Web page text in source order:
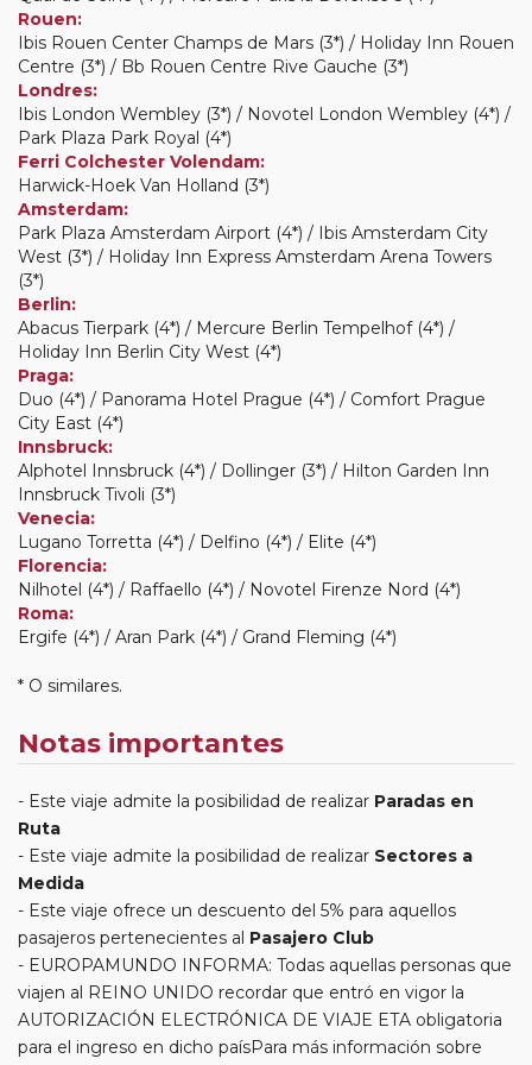
Rouen:
Ibis Rouen Center Champs de Mars (3*) / Holiday Inn Rouen
Centre (3*) / Bb Rouen Centre Rive Gauche (3*)
Londres:
Ibis London Wembley (3*) / Novotel London Wembley (4*) /
Park Plaza Park Royal (4*)
Ferri Colchester Volendam:
Harwick-Hoek Van Holland (3*)
Amsterdam:
Park Plaza Amsterdam Airport (4*) / Ibis Amsterdam City
West (3*) / Holiday Inn Express Amsterdam Arena Towers
(3*)
Berlin:
Abacus Tierpark (4*) / Mercure Berlin Tempelhof (4*) /
Holiday Inn Berlin City West (4*)
Praga:
Duo (4*) / Panorama Hotel Prague (4*) / Comfort Prague
City East (4*)
Innsbruck:
Alphotel Innsbruck (4*) / Dollinger (3*) / Hilton Garden Inn
Innsbruck Tivoli (3*)
Venecia:
Lugano Torretta (4*) / Delfino (4*) / Elite (4*)
Florencia:
Nilhotel (4*) / Raffaello (4*) / Novotel Firenze Nord (4*)
Roma:
Ergife (4*) / Aran Park (4*) / Grand Fleming (4*)
* O similares.
Notas importantes
Este viaje admite la posibilidad de realizar Paradas en
Ruta
Este viaje admite la posibilidad de realizar Sectores a
Medida
Este viaje ofrece un descuento del 5% para aquellos
pasajeros pertenecientes al Pasajero Club
EUROPAMUNDO INFORMA: Todas aquellas personas que
viajen al REINO UNIDO recordar que entró en vigor la
AUTORIZACIÓN ELECTRÓNICA DE VIAJE ETA obligatoria
para el ingreso en dicho paísPara más información sobre